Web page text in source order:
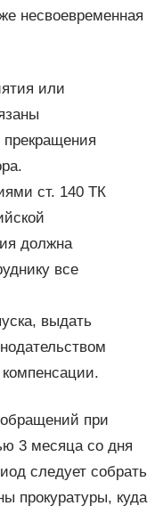
несвоевременная
или
прекращения
ст. 140 ТК
должна
все
выдать
при
3 месяца со дня
следует собрать
прокуратуры, куда